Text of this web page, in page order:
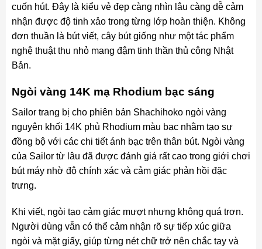
cuốn hút. Đây là kiểu vẻ đẹp càng nhìn lâu càng dễ cảm
nhận được độ tinh xảo trong từng lớp hoàn thiện. Không
đơn thuần là bút viết, cây bút giống như một tác phẩm
nghệ thuật thu nhỏ mang đậm tinh thần thủ công Nhật
Bản.
Ngòi vàng 14K mạ Rhodium bạc sáng
Sailor trang bị cho phiên bản Shachihoko ngòi vàng
nguyên khối 14K phủ Rhodium màu bạc nhằm tạo sự
đồng bộ với các chi tiết ánh bạc trên thân bút. Ngòi vàng
của Sailor từ lâu đã được đánh giá rất cao trong giới chơi
bút máy nhờ độ chính xác và cảm giác phản hồi đặc
trưng.
Khi viết, ngòi tạo cảm giác mượt nhưng không quá trơn.
Người dùng vẫn có thể cảm nhận rõ sự tiếp xúc giữa
ngòi và mặt giấy, giúp từng nét chữ trở nên chắc tay và